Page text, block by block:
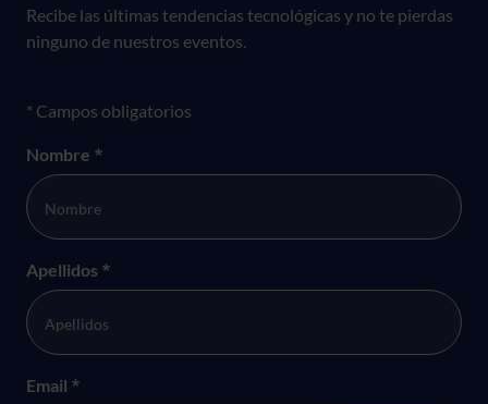
Recibe las últimas tendencias tecnológicas y no te pierdas
ninguno de nuestros eventos.
Formulario newsletter
* Campos obligatorios
Nombre *
Apellidos *
Email *